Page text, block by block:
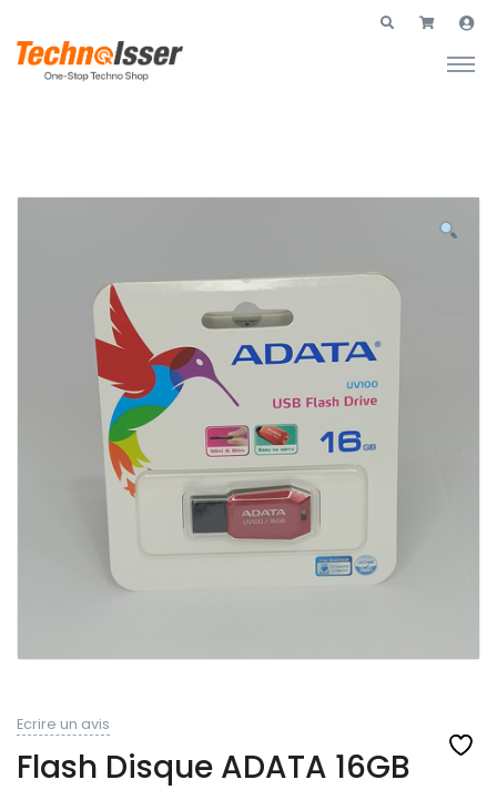
Ecrire un avis
Flash Disque ADATA 16GB